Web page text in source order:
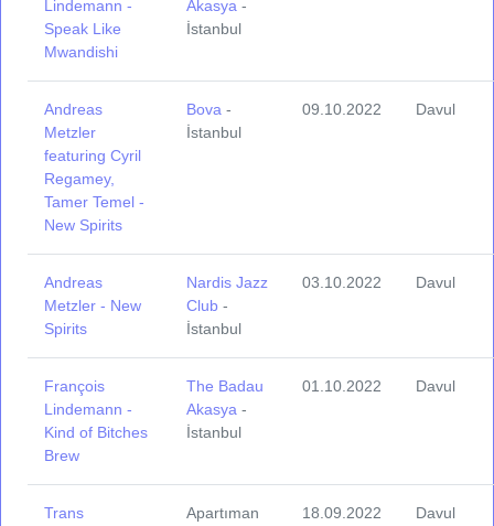
Lindemann -
Speak Like
Mwandishi
Akasya -
İstanbul
Andreas
Metzler
featuring Cyril
Regamey,
Tamer Temel -
New Spirits
Bova -
İstanbul
09.10.2022 Davul
Andreas
Metzler - New
Spirits
Nardis Jazz
Club -
İstanbul
03.10.2022 Davul
François
Lindemann -
Kind of Bitches
Brew
The Badau
Akasya -
İstanbul
01.10.2022 Davul
Trans
Apartıman
18.09.2022 Davul